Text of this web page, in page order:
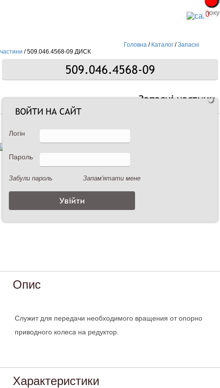
0
Головна / Каталог /Запасні
частини /509.046.4568-09 ДИСК
509.046.4568-09
Запасні частини
Опис
Служит для передачи необходимого вращения от опорно
приводного колеса на редуктор.
Характеристики
ВОЙТИ НА САЙТ
Логін
Пароль
Забули пароль Запам'ятати мене